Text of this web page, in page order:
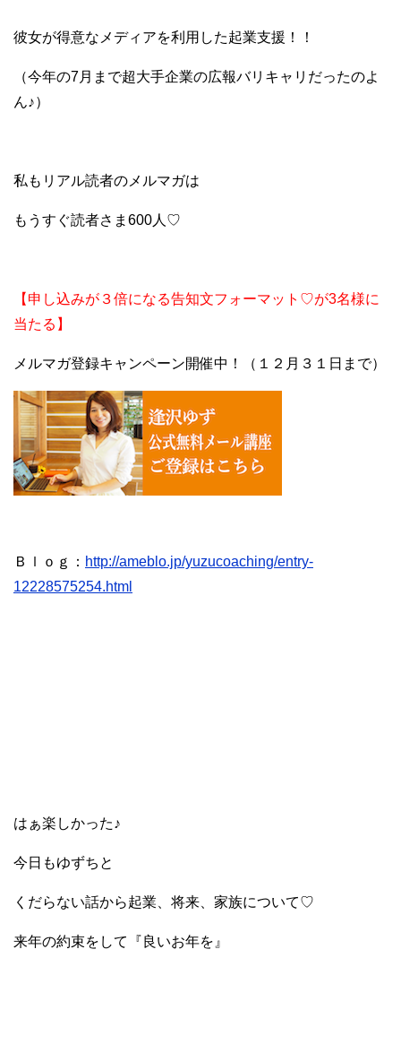
彼女が得意なメディアを利用した起業支援！！
（今年の7月まで超大手企業の広報バリキャリだったのよ
ん♪）
私もリアル読者のメルマガは
もうすぐ読者さま600人♡
【申し込みが３倍になる告知文フォーマット♡が3名様に
当たる】
メルマガ登録キャンペーン開催中！（１２月３１日まで）
Ｂｌｏｇ： http://ameblo.jp/yuzucoaching/entry-
12228575254.html
はぁ楽しかった♪
今日もゆずちと
くだらない話から起業、将来、家族について♡
来年の約束をして『良いお年を』